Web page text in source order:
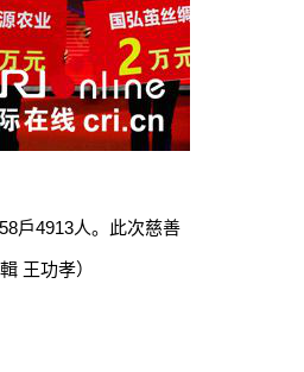
戶4913人。此次慈善
王功孝）